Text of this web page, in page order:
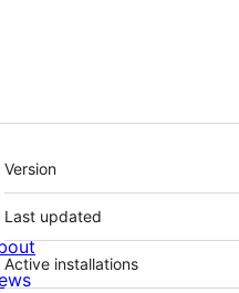
میٹا
Version
Last updated
Active installations